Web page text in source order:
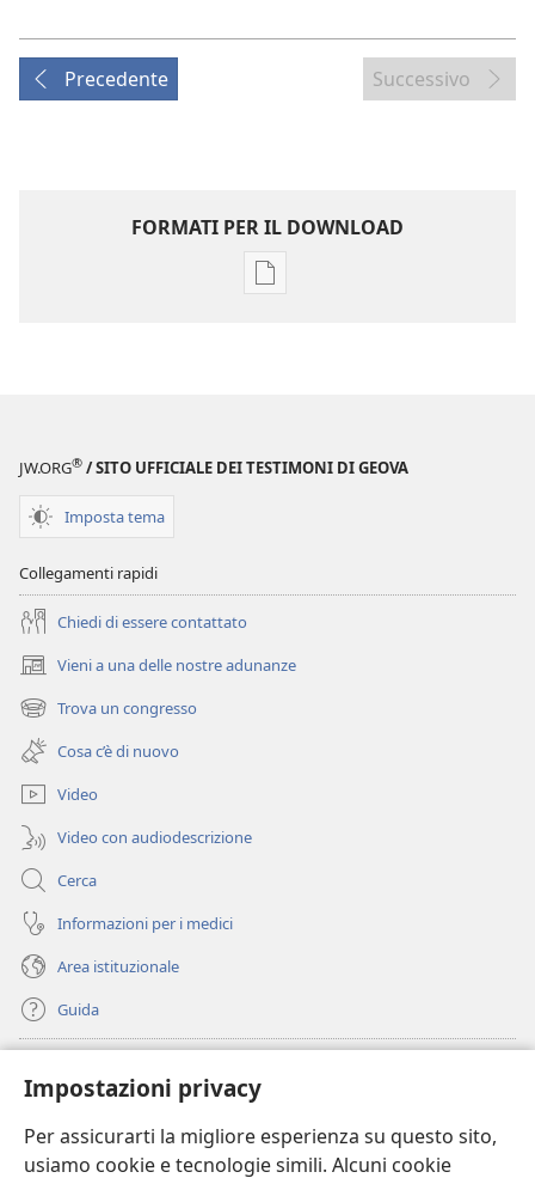
Impostazioni privacy
Per assicurarti la migliore esperienza su questo sito,
usiamo cookie e tecnologie simili. Alcuni cookie
Precedente Successivo
FORMATI PER IL DOWNLOAD
Opzioni
Annuario
del
JW.ORG® / SITO UFFICIALE DEI TESTIMONI DI GEOVA
Imposta tema
Collegamenti rapidi
Chiedi di essere contattato
Vieni a una delle nostre adunanze
(apre
una
nuova
finestra)
Trova un congresso
(apre
una
nuova
finestra)
Cosa c’è di nuovo
Video
Video con audiodescrizione
Cerca
Informazioni per i medici
Area istituzionale
Guida
(apre
una
nuova
finestra)
BIBLIOTECA ONLINE Watchtower
(apre
una